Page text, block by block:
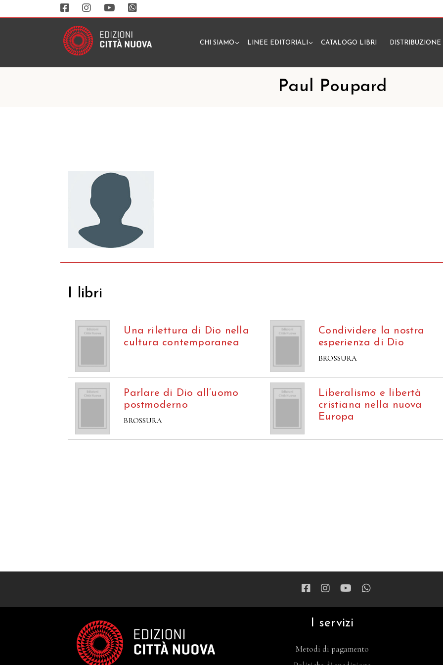
CHI SIAMO LINEE EDITORIALI CATALOGO LIBRI DISTRIBUZIONE
Paul Poupard
I libri
Una rilettura di Dio nella
cultura contemporanea
Condividere la nostra
esperienza di Dio
BROSSURA
Parlare di Dio all’uomo
postmoderno
BROSSURA
Liberalismo e libertà
cristiana nella nuova
Europa
I servizi
Metodi di pagamento